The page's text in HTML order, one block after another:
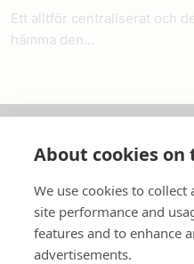
Ett alltför centraliserat och
hämma den...
In English
Standardavtal
About cookies on
We use cookies to
site performance and
features and to enhance
advertisements.